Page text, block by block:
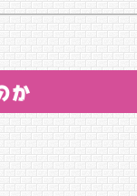
か